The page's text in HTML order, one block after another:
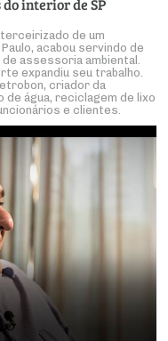
interior de SP
de um
acabou servindo de
assessoria ambiental.
expandiu seu trabalho.
criador da
água, reciclagem de lixo
e clientes.